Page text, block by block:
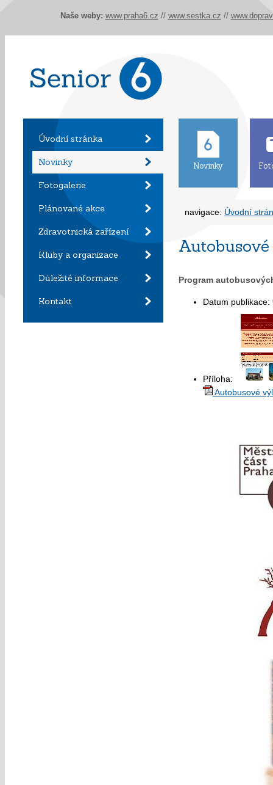
Úvodní stránka
Novinky
Fotogalerie
Plánované akce
Zdravotnická zařízení
Kluby a organizace
Důležité informace
Kontakt
Novinky
navigace: Úvodní
Program
Datum publikace:
Příloha:
Autobusové
Naše weby: www.praha6.cz // www.sestka.cz //